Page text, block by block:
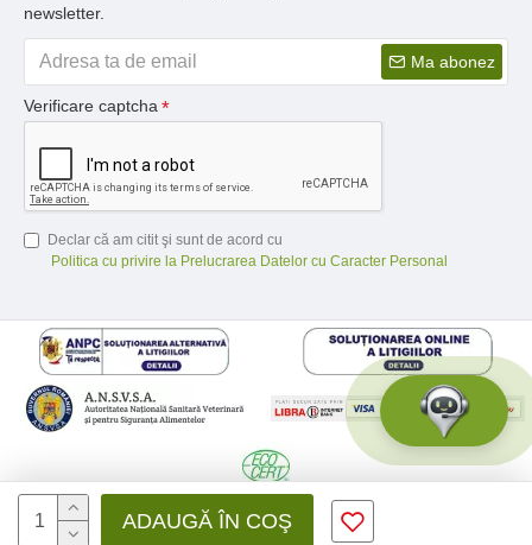
ADAUGĂ ÎN COŞ
newsletter.
Ma abonez
Verificare captcha
Declar că am citit şi sunt de acord cu
Politica cu privire la Prelucrarea Datelor cu Caracter Personal
© 2026 Medfusion SRL, CIF: RO31041639 | Nr. reg.: J12/3428/2012 -
Toate drepturile rezervate - by DevPro.ro